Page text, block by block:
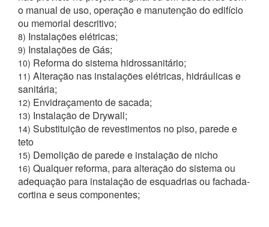
o manual de uso, operação e manutenção do edifício
ou memorial descritivo;
8) Instalações elétricas;
9) Instalações de Gás;
10) Reforma do sistema hidrossanitário;
11) Alteração nas instalações elétricas, hidráulicas e
sanitária;
12) Envidraçamento de sacada;
13) Instalação de Drywall;
14) Substituição de revestimentos no piso, parede e
teto
15) Demolição de parede e instalação de nicho
16) Qualquer reforma, para alteração do sistema ou
adequação para instalação de esquadrias ou fachada-
cortina e seus componentes;